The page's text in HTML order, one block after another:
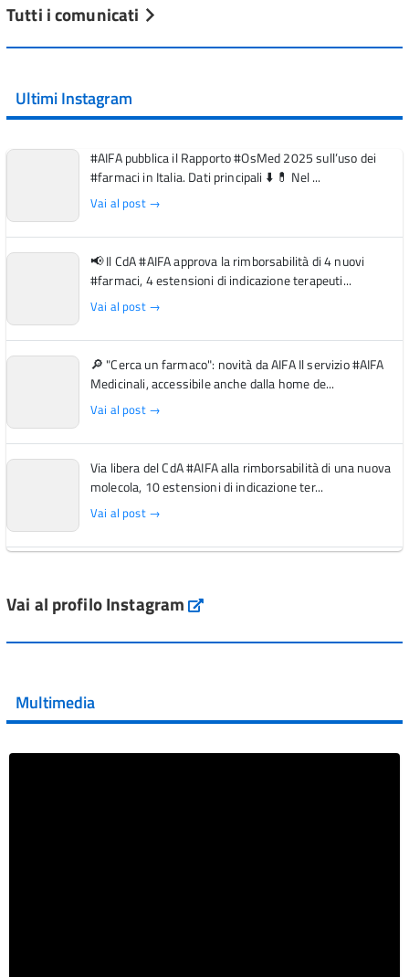
Tutti i comunicati
Ultimi Instagram
#AIFA pubblica il Rapporto #OsMed 2025 sull’uso dei
#farmaci in Italia. Dati principali ⬇️ 💊 Nel ...
Vai al post →
📢 Il CdA #AIFA approva la rimborsabilità di 4 nuovi
#farmaci, 4 estensioni di indicazione terapeuti...
Vai al post →
🔎 "Cerca un farmaco": novità da AIFA Il servizio #AIFA
Medicinali, accessibile anche dalla home de...
Vai al post →
Via libera del CdA #AIFA alla rimborsabilità di una nuova
molecola, 10 estensioni di indicazione ter...
Vai al post →
Vai al post →
Vai al post →
Vai al profilo Instagram Instagram
Multimedia